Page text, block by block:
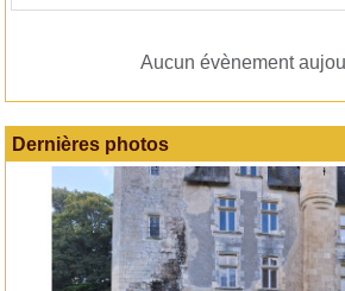
Aucun évènement
Dernières photos